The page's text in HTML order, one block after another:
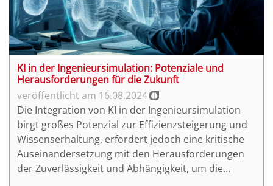
KI in der Ingenieursimulation: Potenziale und
Herausforderungen für die Zukunft
16.08.2024
Die Integration von KI in der Ingenieursimulation
birgt großes Potenzial zur Effizienzsteigerung und
Wissenserhaltung, erfordert jedoch eine kritische
Auseinandersetzung mit den Herausforderungen
der Zuverlässigkeit und Abhängigkeit, um die